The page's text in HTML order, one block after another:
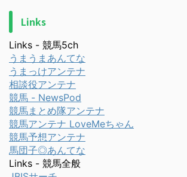
Links
Links - 競馬5ch
うまうまあんてな
うまっけアンテナ
相談役アンテナ
競馬 - NewsPod
競馬まとめ隊アンテナ
競馬アンテナ LoveMeちゃん
競馬予想アンテナ
馬団子◎あんてな
Links - 競馬全般